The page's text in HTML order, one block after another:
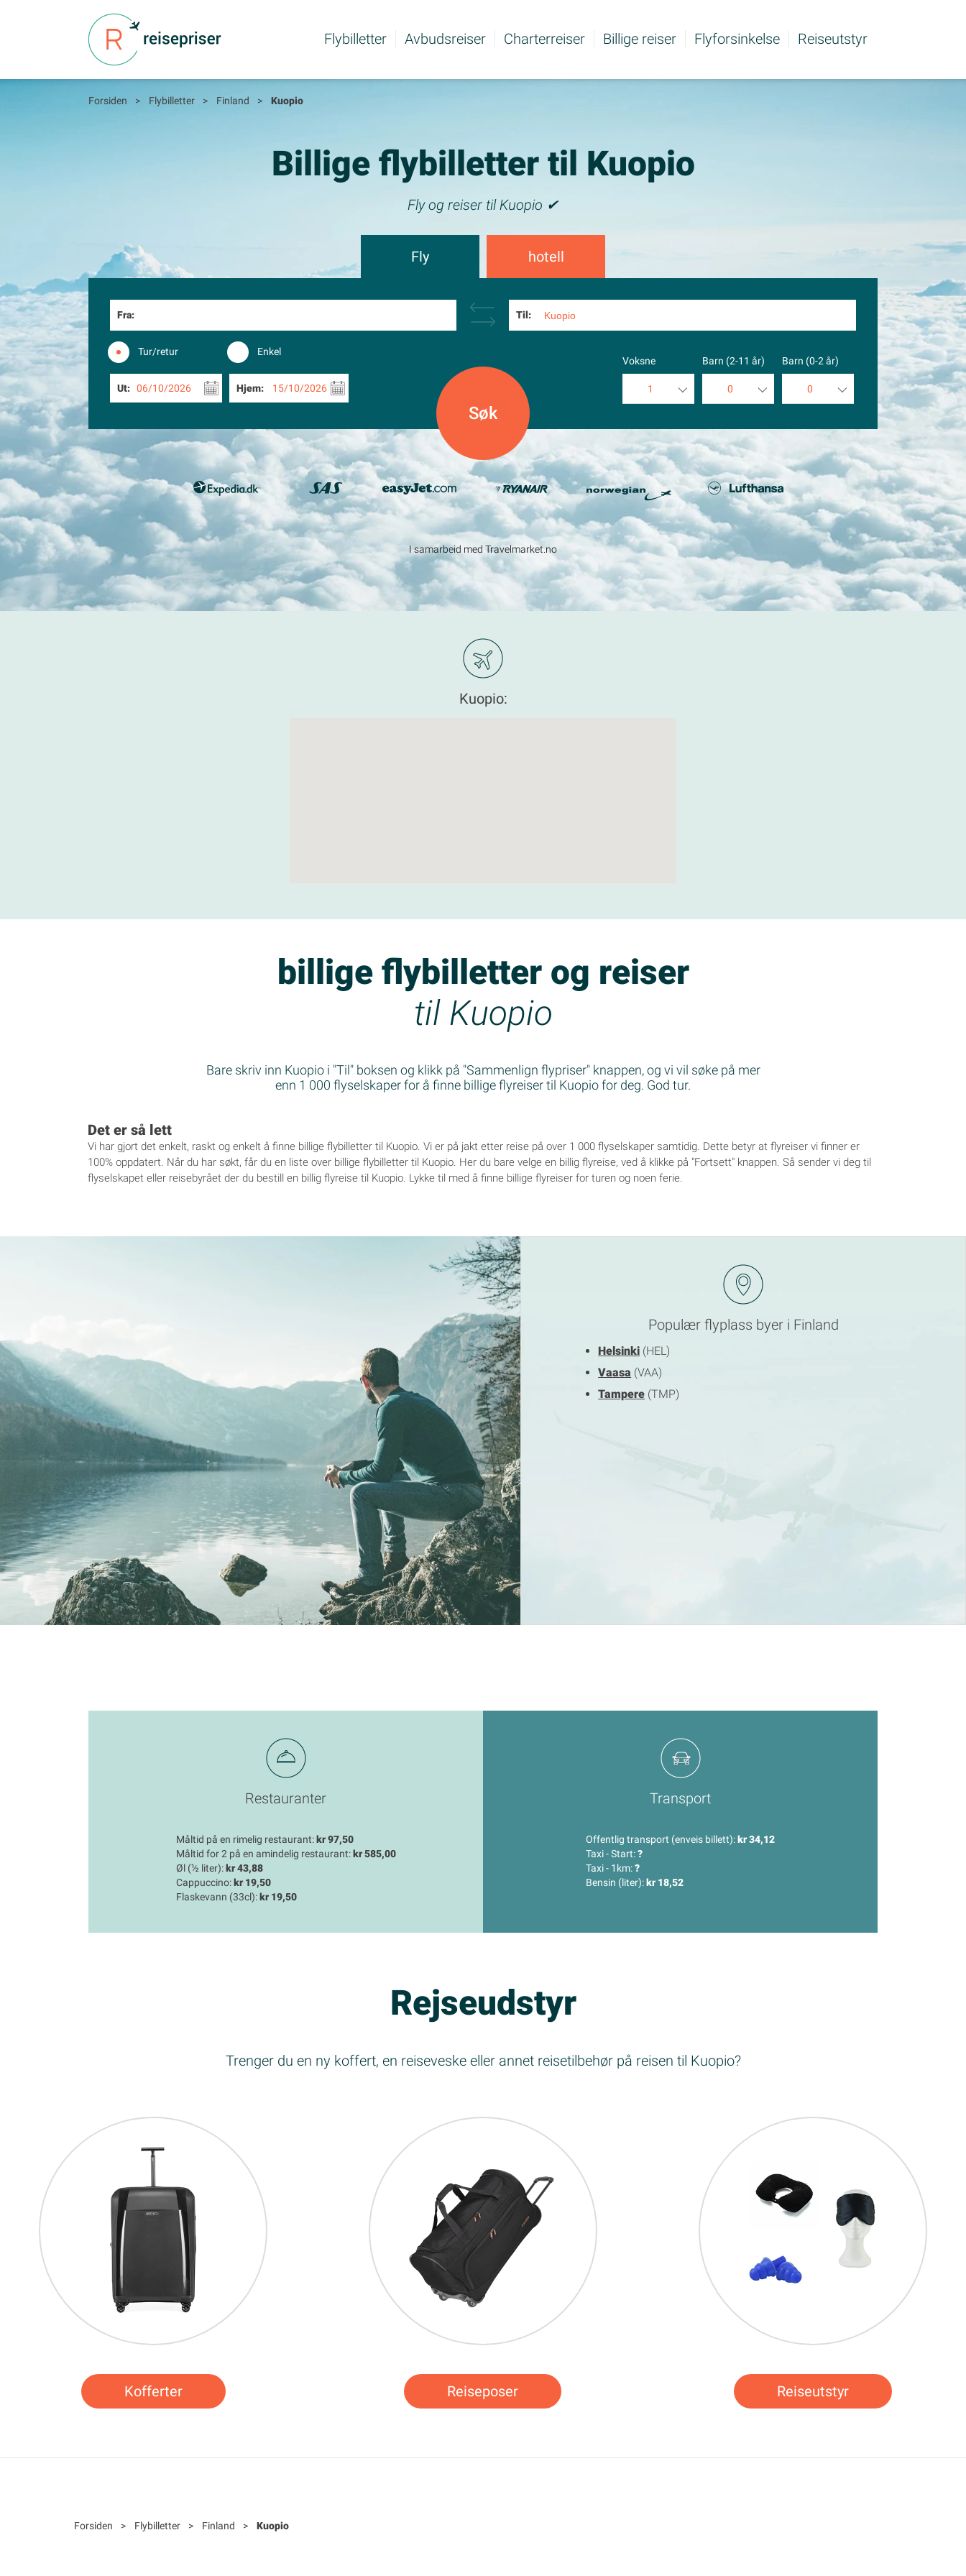
Flybilletter Avbudsreiser Charterreiser Billige reiser Flyforsinkelse Reiseutstyr
Forsiden > Flybilletter > Finland > Kuopio
Billige flybilletter til Kuopio
Fly og reiser til Kuopio ✔
Fly hotell
Fra: Til:
Tur/retur Enkel
Ut: 06/10/2026 Hjem: 15/10/2026
Voksne
1
3
4
5
Barn (2-11 år)
0
2
3
4
5
Barn (0-2 år)
0
3
4
I samarbeid med Travelmarket.no
Kuopio:
billige flybilletter og reiser
til Kuopio
Bare skriv inn Kuopio i "Til" boksen og klikk på "Sammenlign flypriser" knappen, og vi vil søke på mer
enn 1 000 flyselskaper for å finne billige flyreiser til Kuopio for deg. God tur.
Det er så lett
Vi har gjort det enkelt, raskt og enkelt å finne billige flybilletter til Kuopio. Vi er på jakt etter reise på over 1 000 flyselskaper samtidig. Dette betyr at flyreiser vi finner er
100% oppdatert. Når du har søkt, får du en liste over billige flybilletter til Kuopio. Her du bare velge en billig flyreise, ved å klikke på "Fortsett" knappen. Så sender vi deg til
flyselskapet eller reisebyrået der du bestill en billig flyreise til Kuopio. Lykke til med å finne billige flyreiser for turen og noen ferie.
Populær flyplass byer i Finland
Helsinki (HEL)
Vaasa (VAA)
Tampere (TMP)
Restauranter
Måltid på en rimelig restaurant:kr 97,50
Måltid for 2 på en amindelig restaurant:kr 585,00
Øl (½ liter):kr 43,88
Cappuccino:kr 19,50
Flaskevann (33cl):kr 19,50
Transport
Offentlig transport (enveis billett):kr 34,12
Taxi - Start:?
Taxi - 1km:?
Bensin (liter):kr 18,52
Rejseudstyr
Trenger du en ny koffert, en reiseveske eller annet reisetilbehør på reisen til Kuopio?
Kofferter Reiseposer Reiseutstyr
Forsiden > Flybilletter > Finland > Kuopio